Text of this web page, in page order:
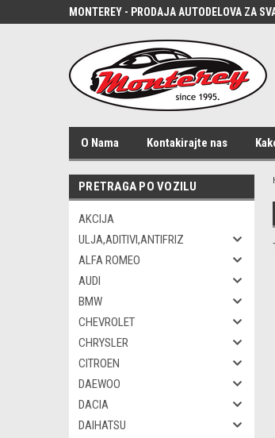
MONTEREY - PRODAJA AUTODELOVA ZA
O Nama Kontakirajte nas
PRETRAGA PO VOZILU
AKCIJA
ULJA,ADITIVI,ANTIFRIZ
ALFA ROMEO
AUDI
BMW
CHEVROLET
CHRYSLER
CITROEN
DAEWOO
DACIA
DAIHATSU